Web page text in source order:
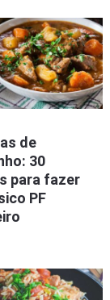
de
30
para fazer
PF